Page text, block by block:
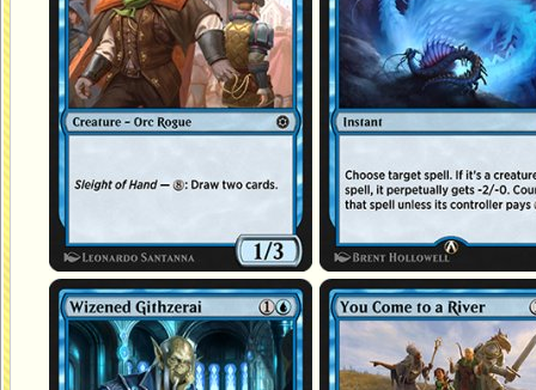
Githzerai desséché Vous arrivez à une rivière